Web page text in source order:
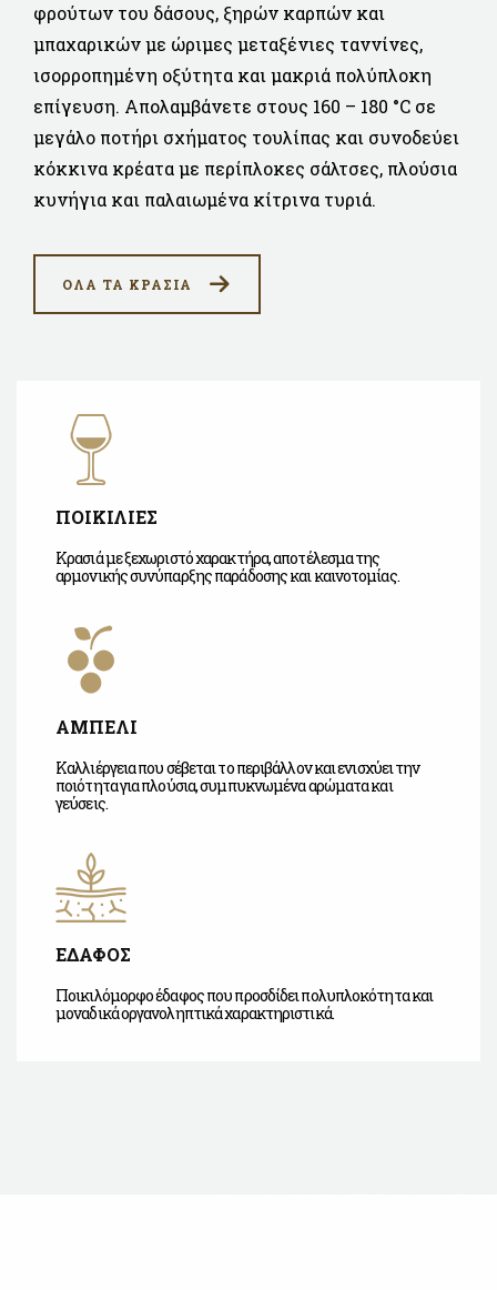
φρούτων του δάσους, ξηρών καρπών και
μπαχαρικών με ώριμες μεταξένιες ταννίνες,
ισορροπημένη οξύτητα και μακριά πολύπλοκη
επίγευση. Απολαμβάνετε στους 160 – 180 °C σε
μεγάλο ποτήρι σχήματος τουλίπας και συνοδεύει
κόκκινα κρέατα με περίπλοκες σάλτσες, πλούσια
κυνήγια και παλαιωμένα κίτρινα τυριά.
ΟΛΑ ΤΑ ΚΡΑΣΙΑ
ΠΟΙΚΙΛΙΕΣ
Κρασιά με ξεχωριστό χαρακτήρα, αποτέλεσμα της
αρμονικής συνύπαρξης παράδοσης και καινοτομίας.
ΑΜΠΕΛΙ
Καλλιέργεια που σέβεται το περιβάλλον και ενισχύει την
ποιότητα για πλούσια, συμπυκνωμένα αρώματα και
γεύσεις.
ΕΔΑΦΟΣ
Ποικιλόμορφο έδαφος που προσδίδει πολυπλοκότητα και
μοναδικά οργανοληπτικά χαρακτηριστικά.